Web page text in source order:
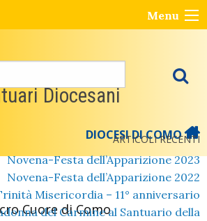
Menu
ARTICOLI RECENTI
Novena-Festa dell’Apparizione 2023
Novena-Festa dell’Apparizione 2022
Misericordia – 11° anniversario
del Carmine al Santuario della
Diocesani
DIOCESI DI COMO
Cuore di Como